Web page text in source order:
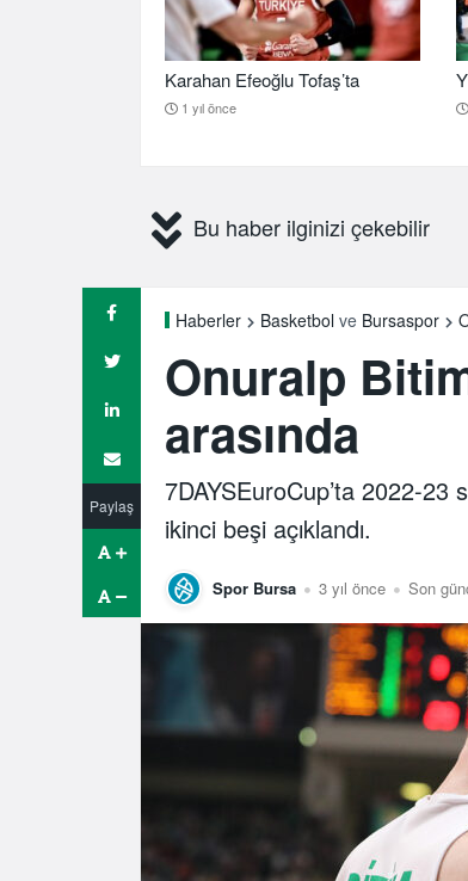
Karahan Efeoğlu Tofaş’ta
1 yıl önce
Bu haber ilginizi çekebilir
Paylaş
Haberler Basketbol ve Bursaspor
Onuralp
arasında
7DAYSEuroCup’ta 2022-23
ikinci beşi açıklandı.
Spor Bursa 3 yıl önce Son